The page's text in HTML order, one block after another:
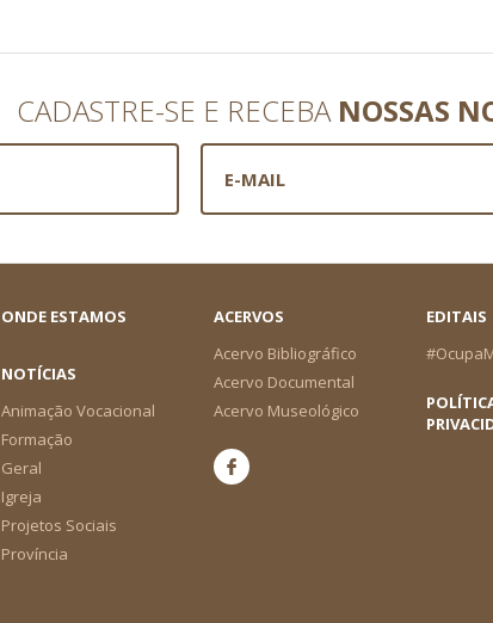
CADASTRE-SE E RECEBA NOSSAS
ONDE ESTAMOS
ACERVOS
Acervo Bibliográfico
Acervo Documental
Acervo Museológico
EDITAIS
NOTÍCIAS
Animação Vocacional
Formação
Geral
Igreja
Projetos Sociais
Província